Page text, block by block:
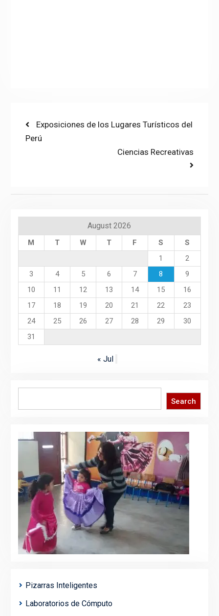
Post
navigation
Previous
post:
Exposiciones de los Lugares Turísticos del
Perú
Next
Ciencias Recreativas
August 2026
M T W T F S
S
1
2
3
4 5 6 7 8
9
10
11 12 13 14 15
16
17
18 19 20 21 22
23
24
25 26 27 28 29
30
31
« Jul
Search
Pizarras Inteligentes
Laboratorios de Cómputo